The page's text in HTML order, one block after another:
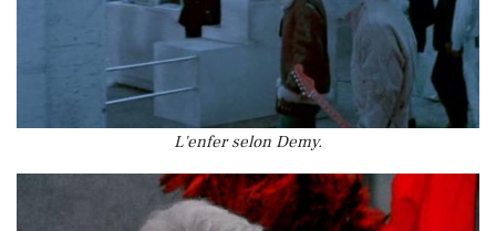
L'enfer selon Demy.